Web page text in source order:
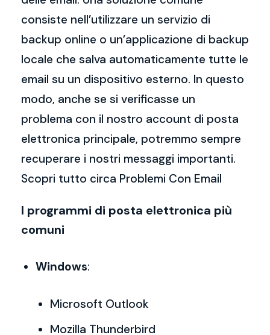
consiste nell’utilizzare un servizio di
backup online o un’applicazione di backup
locale che salva automaticamente tutte le
email su un dispositivo esterno. In questo
modo, anche se si verificasse un
problema con il nostro account di posta
elettronica principale, potremmo sempre
recuperare i nostri messaggi importanti.
Scopri tutto circa Problemi Con Email
I programmi di posta elettronica più
comuni
Windows:
Microsoft Outlook
Mozilla Thunderbird